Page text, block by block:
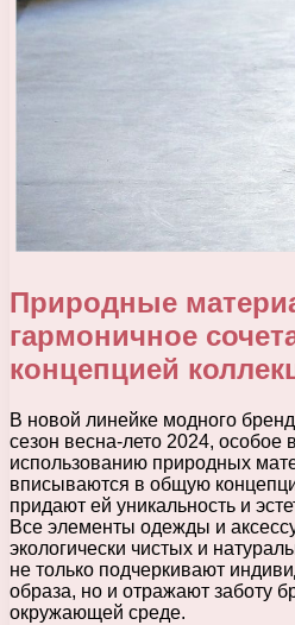
Природные
гармоничное
концепцией
В новой линейке модного
сезон весна-лето 2024, особое
использованию природных
вписываются в общую
придают ей уникальность и
Все элементы одежды и
экологически чистых и
не только подчеркивают
образа, но и отражают заботу
окружающей среде.